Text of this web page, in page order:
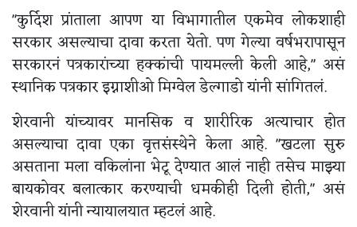
"कुर्दिश प्रांताला आपण या विभागातील एकमेव लोकशाही
सरकार असल्याचा दावा करता येतो. पण गेल्या वर्षभरापासून
सरकारनं पत्रकारांच्या हक्कांची पायमल्ली केली आहे," असं
स्थानिक पत्रकार इग्नाशीओ मिग्वेल डेल्गाडो यांनी सांगितलं.
शेरवानी यांच्यावर मानसिक व शारीरिक अत्याचार होत
असल्याचा दावा एका वृत्तसंस्थेने केला आहे. "खटला सुरु
असताना मला वकिलांना भेटू देण्यात आलं नाही तसेच माझ्या
बायकोवर बलात्कार करण्याची धमकीही दिली होती," असं
शेरवानी यांनी न्यायालयात म्हटलं आहे.